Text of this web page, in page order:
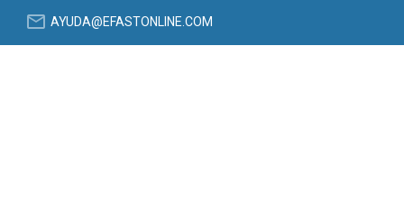
mail_outline AYUDA@EFASTONLINE.COM